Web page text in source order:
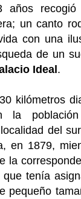
años recogió
un canto
con una
de un
Ideal.
kilómetros
la
del
en 1879,
la
tenía
pequeño